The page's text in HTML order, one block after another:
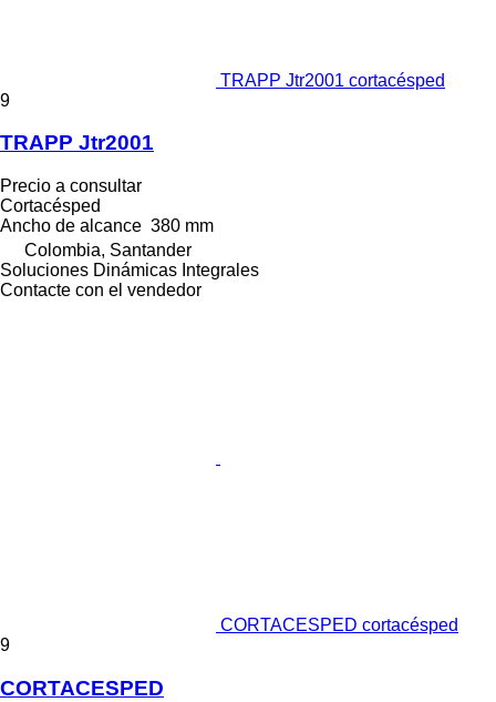
TRAPP Jtr2001 cortacésped
9
TRAPP Jtr2001
Precio a consultar
Cortacésped
Ancho de alcance 380 mm
Colombia, Santander
Soluciones Dinámicas Integrales
Contacte con el vendedor
CORTACESPED cortacésped
9
CORTACESPED